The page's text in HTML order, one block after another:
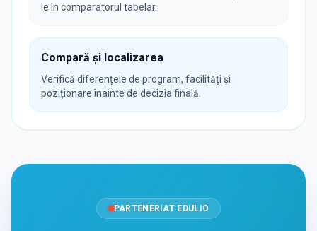
le în comparatorul tabelar.
Compară și localizarea
Verifică diferențele de program, facilități și
poziționare înainte de decizia finală.
PARTENERIAT EDULIO